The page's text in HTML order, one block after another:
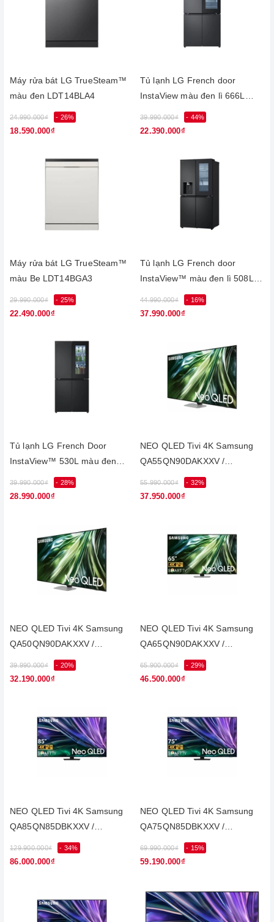
Máy rửa bát LG TrueSteam™
màu đen LDT14BLA4
24.990.000₫ - 26%
18.590.000₫
Tủ lạnh LG French door
InstaView màu đen lì 666L
LFB66BLMI
39.990.000₫ - 44%
22.390.000₫
Máy rửa bát LG TrueSteam™
màu Be LDT14BGA3
29.990.000₫ - 25%
22.490.000₫
Tủ lạnh LG French door
InstaView™ màu đen lì 508L
LFI50BLMAI
44.990.000₫ - 16%
37.990.000₫
Tủ lạnh LG French Door
InstaView™ 530L màu đen
LFB53BLMI
39.990.000₫ - 28%
28.990.000₫
NEO QLED Tivi 4K Samsung
QA55QN90DAKXXV /
55QN90DA
55.990.000₫ - 32%
37.950.000₫
NEO QLED Tivi 4K Samsung
QA50QN90DAKXXV /
50QN90DA
39.990.000₫ - 20%
32.190.000₫
NEO QLED Tivi 4K Samsung
QA65QN90DAKXXV /
65QN90DA
65.900.000₫ - 29%
46.500.000₫
NEO QLED Tivi 4K Samsung
QA85QN85DBKXXV /
129.900.000₫ - 34%
86.000.000₫
NEO QLED Tivi 4K Samsung
QA75QN85DBKXXV /
69.990.000₫ - 15%
59.190.000₫